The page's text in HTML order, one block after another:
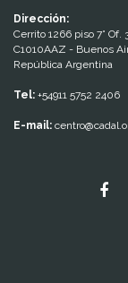
Dirección:
Cerrito 1266 piso 7° Of.
C1010AAZ - Buenos
República Argentina
Tel: +54911 5752 2406
E-mail: